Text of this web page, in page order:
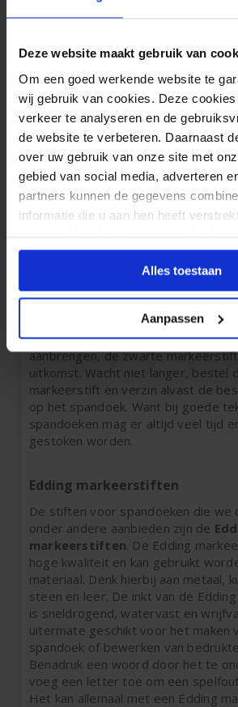
Deze website maakt gebruik van
Om een goed werkende website te
wij gebruik van cookies. Deze
verkeer te analyseren en de
de website te verbeteren. Daarnaast
over uw gebruik van onze site met
gebied van social media, adverteren
partners kunnen de gegevens
informatie die u aan hen heeft
Alles toestaan
Aanpassen
te geven. Met de markeerstiften op
weet je zeker dat de geschreven
witte doek goed zichtbaar blijven.
markeerstiften zijn namelijk wrijf-
blijft de tekst op het spandoek ook
goed zichtbaar.
Zwarte markeerstift
Wil je graag markeerstiften kopen
ontwerpen van een spandoek? We
kleur het beste het beste op het
weergegeven. Met name in de
het schemer wordt, vallen de
een wit doek het beste op. Een
scratch ontwerpen met zwarte
kleine aanpassingen op bedrukte
aanbrengen, de zwarte
uitkomst. Wacht niet langer, bestel
markeerstift en verzin alvast de
op het spandoek. Want bij goede
spandoeken mag er altijd veel tijd
gestoken worden.
Edding markeerstiften
De stiften voor spandoeken die we
onder andere aanbieden zijn de
markeerstiften. De Edding
hoge kwaliteit en kan gebruikt
materiaal. Denk hierbij aan metaal,
steen en leer. De inkt van de
is sneldrogend, watervast en
uitermate geschikt voor het maken
spandoek of bewerken van
Benadruk een woord door het te
voeg een letter toe om een
Het kan allemaal met een Edding